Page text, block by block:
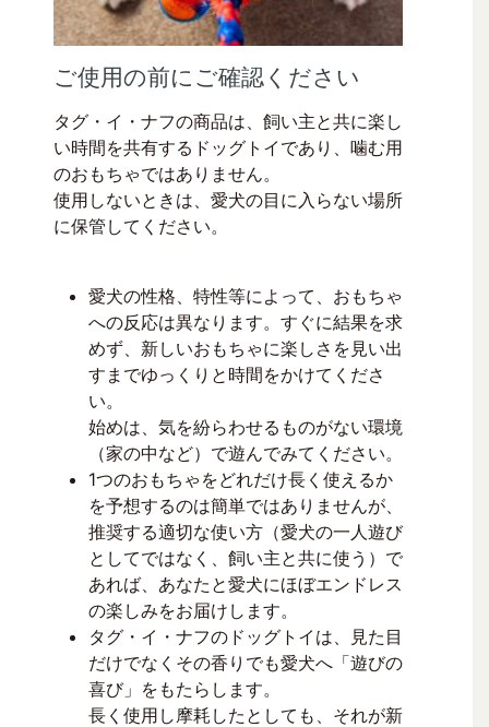
ご使用の前にご確認ください
タグ・イ・ナフの商品は、飼い主と共に楽し
い時間を共有するドッグトイであり、噛む用
のおもちゃではありません。
使用しないときは、愛犬の目に入らない場所
に保管してください。
愛犬の性格、特性等によって、おもちゃ
への反応は異なります。すぐに結果を求
めず、新しいおもちゃに楽しさを見い出
すまでゆっくりと時間をかけてくださ
い。
始めは、気を紛らわせるものがない環境
（家の中など）で遊んでみてください。
1つのおもちゃをどれだけ長く使えるか
を予想するのは簡単ではありませんが、
推奨する適切な使い方（愛犬の一人遊び
としてではなく、飼い主と共に使う）で
あれば、あなたと愛犬にほぼエンドレス
の楽しみをお届けします。
タグ・イ・ナフのドッグトイは、見た目
だけでなくその香りでも愛犬へ「遊びの
喜び」をもたらします。
長く使用し摩耗したとしても、それが新